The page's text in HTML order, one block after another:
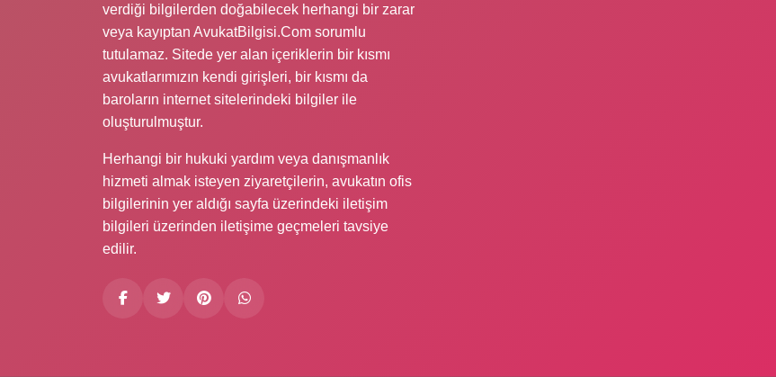
verdiği bilgilerden doğabilecek herhangi bir zarar
veya kayıptan AvukatBilgisi.Com sorumlu
tutulamaz. Sitede yer alan içeriklerin bir kısmı
avukatlarımızın kendi girişleri, bir kısmı da
baroların internet sitelerindeki bilgiler ile
oluşturulmuştur.
Herhangi bir hukuki yardım veya danışmanlık
hizmeti almak isteyen ziyaretçilerin, avukatın ofis
bilgilerinin yer aldığı sayfa üzerindeki iletişim
bilgileri üzerinden iletişime geçmeleri tavsiye
edilir.